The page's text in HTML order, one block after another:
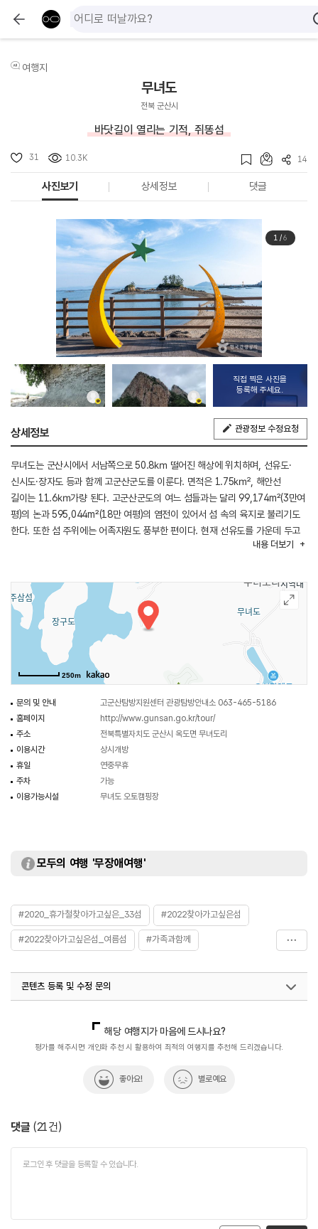
여행지
무녀도
전북 군산시
바닷길이 열리는 기적, 쥐똥섬
31 10.3K 14
사진보기 상세정보 댓글
1/6
직접 찍은 사진을
등록해 주세요.
상세정보 관광정보 수정요청
무녀도는 군산시에서 서남쪽으로 50.8㎞ 떨어진 해상에 위치하며, 선유도·
신시도·장자도 등과 함께 고군산군도를 이룬다. 면적은 1.75㎢, 해안선
길이는 11.6㎞가량 된다. 고군산군도의 여느 섬들과는 달리 99,174m²(3만여
평)의 논과 595,044m²(18만 여평)의 염전이 있어서 섬 속의 육지로 불리기도
한다. 또한 섬 주위에는 어족자원도 풍부한 편이다. 현재 선유도를 가운데 두고
무녀도-선유도, 선유도-장자도, 장자도-대장도 사이에는 다리가 놓여 있어 한
넓어도 높은 산이 없는 것이 특징이다. 해안선은 드나듦이 심하고, 북쪽
해안에는 간석지가 넓게 펼쳐져 염전이 많다. 기후는 대체로 온난하다. 1월
평균기온 －1℃ 내외, 8월 평균기온 27.3℃ 내외, 연 강수량은 1,291㎜
정도이다.
내용 더보기
250m
문의 및 안내
고군산탐방지원센터 관광탐방안내소 063-465-5186
홈페이지
http://www.gunsan.go.kr/tour/
주소
전북특별자치도 군산시 옥도면 무녀도리
이용시간
상시개방
휴일
연중무휴
주차
가능
이용가능시설
무녀도 오토캠핑장
모두의 여행 '무장애여행'
#2020_휴가철찾아가고싶은_33섬 #2022찾아가고싶은섬
#2022찾아가고싶은섬_여름섬 #가족과함께
#바다경치 #바다내음
#자연좋은곳 #자연환경 #전라권
콘텐츠 등록 및 수정 문의
해당 여행지가 마음에 드시나요?
평가를 해주시면 개인화 추천 시 활용하여 최적의 여행지를 추천해 드리겠습니다.
좋아요! 별로예요
댓글 (21건)